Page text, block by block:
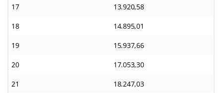
17 13.920,58
18 14.895,01
19 15.937,66
20 17.053,30
21 18.247,03